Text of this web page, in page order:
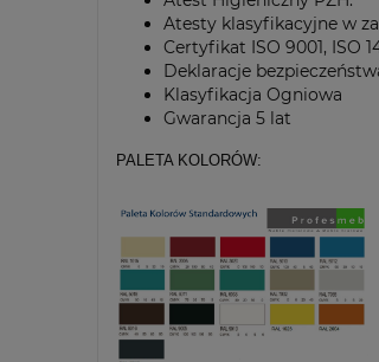
Atesty klasyfikacyjne w
Certyfikat ISO 9001, ISO
Deklaracje
Klasyfikacja Ogniowa
Gwarancja 5 lat
PALETA KOLORÓW: